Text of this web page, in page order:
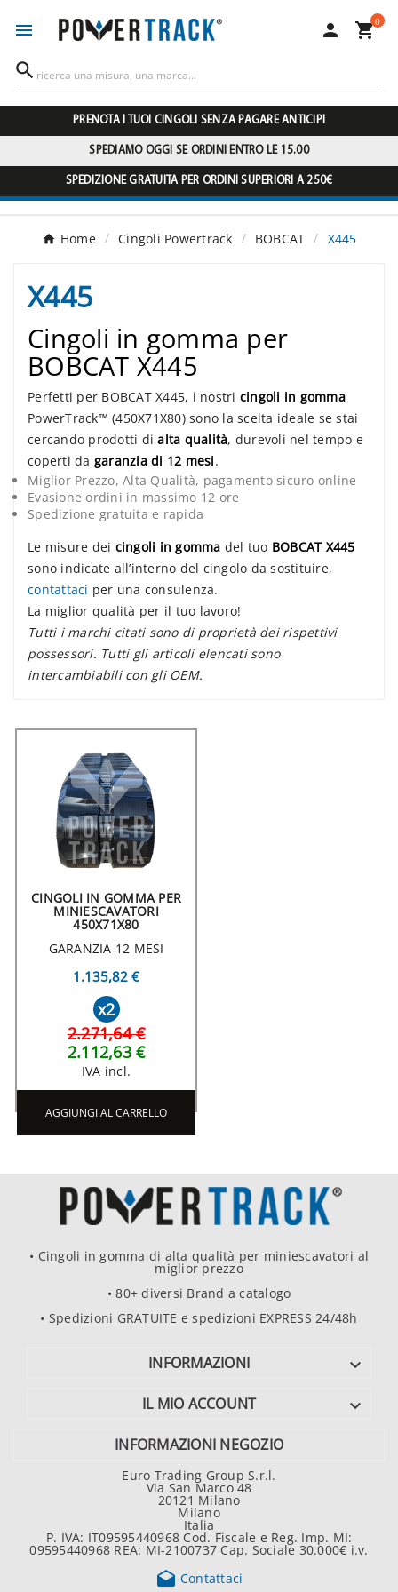
  0

PRENOTA I TUOI CINGOLI SENZA PAGARE ANTICIPI
SPEDIAMO OGGI SE ORDINI ENTRO LE 15.00
SPEDIZIONE GRATUITA PER ORDINI SUPERIORI A 250€
Home Cingoli Powertrack BOBCAT X445
X445
Cingoli in gomma per
BOBCAT X445
Perfetti per BOBCAT X445, i nostri cingoli in gomma
PowerTrack™ (450X71X80) sono la scelta ideale se stai
cercando prodotti dialta qualità, durevoli nel tempo e
coperti da garanzia di 12 mesi.
Miglior Prezzo, Alta Qualità, pagamento sicuro online
Evasione ordini in massimo 12 ore
Spedizione gratuita e rapida
Le misure dei cingoli in gomma del tuo BOBCAT X445
sono indicate all’interno del cingolo da sostituire,
contattaci per una consulenza.
La miglior qualità per il tuo lavoro!
Tutti i marchi citati sono di proprietà dei rispettivi
possessori. Tutti gli articoli elencati sono
intercambiabili con gli OEM.
CINGOLI IN GOMMA PER
MINIESCAVATORI
450X71X80
GARANZIA 12 MESI
1.135,82 €
x2
2.271,64 €
2.112,63 €
IVA incl.
AGGIUNGI AL CARRELLO
• Cingoli in gomma di alta qualità per miniescavatori al
miglior prezzo
• 80+ diversi Brand a catalogo
• Spedizioni GRATUITE e spedizioni EXPRESS 24/48h
INFORMAZIONI 
IL MIO ACCOUNT 
INFORMAZIONI NEGOZIO
Euro Trading Group S.r.l.
Via San Marco 48
20121 Milano
Milano
Italia
P. IVA: IT09595440968 Cod. Fiscale e Reg. Imp. MI:
09595440968 REA: MI-2100737 Cap. Sociale 30.000€ i.v.
 Contattaci